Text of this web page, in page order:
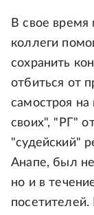
В свое время
коллеги
сохранить
отбиться от
самостроя
своих", "РГ"
"судейский"
Анапе, был
но и в